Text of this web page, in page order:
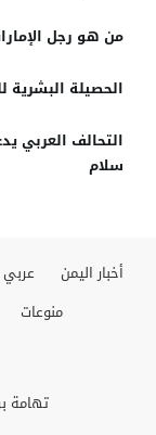
من هو رجل
الحصيلة البشرية
التحالف العربي
سلام
أخبار اليمن
منوعات
تهامة